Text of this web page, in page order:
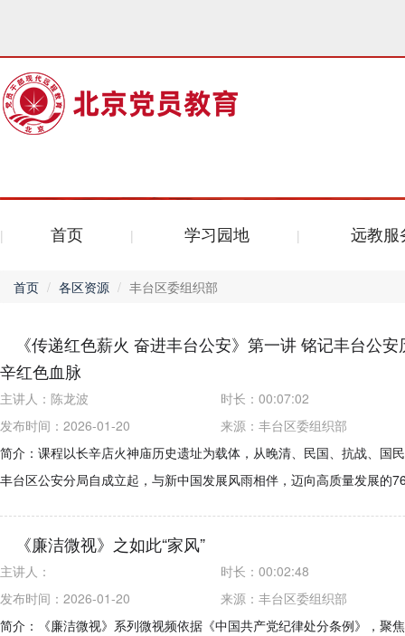
首页 学习园地 远教服
首页 各区资源 丰台区委组织部
《传递红色薪火 奋进丰台公安》第一讲 铭记丰台公
辛红色血脉
主讲人： 陈龙波 时长： 00:07:02
发布时间：2026-01-20
来源： 丰台区委组织部
简介：课程以长辛店火神庙历史遗址为载体，从晚清、民国、抗战、国
丰台区公安分局自成立起，与新中国发展风雨相伴，迈向高质量发展的
《廉洁微视》之如此“家风”
主讲人： 时长： 00:02:48
发布时间：2026-01-20
来源： 丰台区委组织部
简介：《廉洁微视》系列微视频依据《中国共产党纪律处分条例》，聚